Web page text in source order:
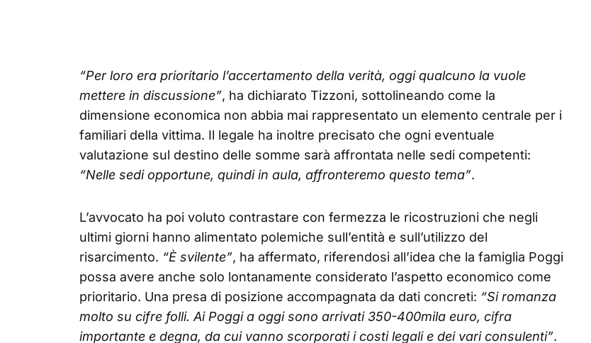
“Per loro era prioritario l’accertamento della verità, oggi qualcuno la vuole
mettere in discussione”, ha dichiarato Tizzoni, sottolineando come la
dimensione economica non abbia mai rappresentato un elemento centrale per i
familiari della vittima. Il legale ha inoltre precisato che ogni eventuale
valutazione sul destino delle somme sarà affrontata nelle sedi competenti:
“Nelle sedi opportune, quindi in aula, affronteremo questo tema”.
L’avvocato ha poi voluto contrastare con fermezza le ricostruzioni che negli
ultimi giorni hanno alimentato polemiche sull’entità e sull’utilizzo del
risarcimento. “È svilente”, ha affermato, riferendosi all’idea che la famiglia Poggi
possa avere anche solo lontanamente considerato l’aspetto economico come
prioritario. Una presa di posizione accompagnata da dati concreti: “Si romanza
molto su cifre folli. Ai Poggi a oggi sono arrivati 350-400mila euro, cifra
importante e degna, da cui vanno scorporati i costi legali e dei vari consulenti”.